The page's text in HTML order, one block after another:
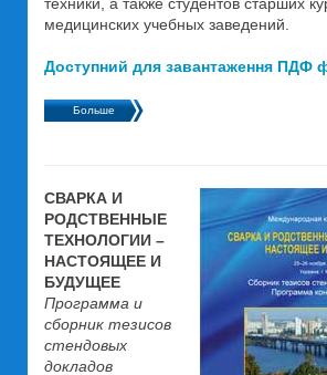
медицинских учебных заведений.
Доступний для завантаження ПДФ
Больше
СВАРКА И
РОДСТВЕННЫЕ
ТЕХНОЛОГИИ –
НАСТОЯЩЕЕ И
БУДУЩЕЕ
Программа и
сборник тезисов
стендовых
докладов